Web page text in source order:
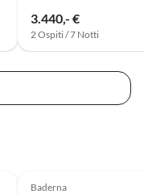
3.440,- €
2 Ospiti / 7 Notti
Baderna